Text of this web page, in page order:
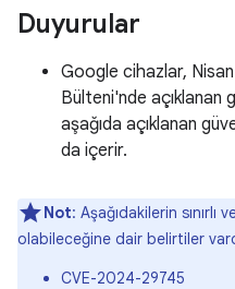
Duyurular
Google cihazlar,
Bülteni'nde açıklanan
aşağıda açıklanan
da içerir.
Not: Aşağıdakilerin
olabileceğine dair belirtiler
CVE-2024-29745